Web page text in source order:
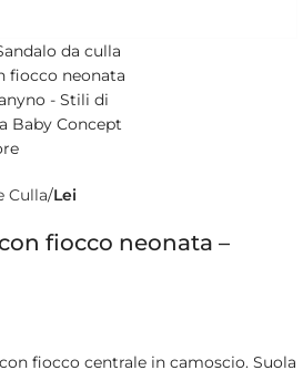
Culla Lei
fiocco neonata –
fiocco centrale in camoscio. Suola